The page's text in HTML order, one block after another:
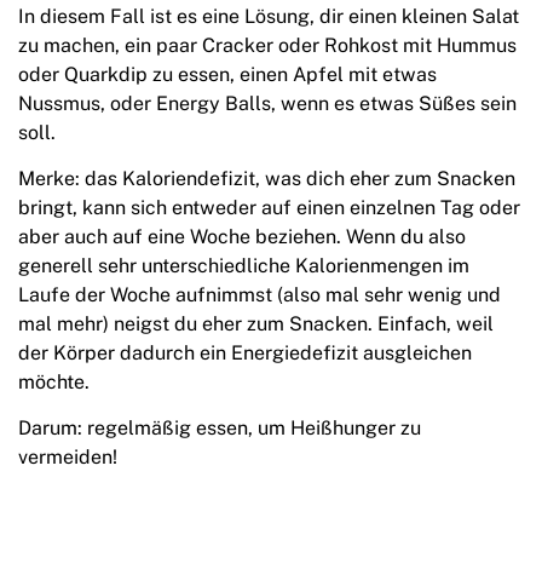
In diesem Fall ist es eine Lösung, dir einen kleinen Salat
zu machen, ein paar Cracker oder Rohkost mit Hummus
oder Quarkdip zu essen, einen Apfel mit etwas
Nussmus, oder Energy Balls, wenn es etwas Süßes sein
soll.
Merke: das Kaloriendefizit, was dich eher zum Snacken
bringt, kann sich entweder auf einen einzelnen Tag oder
aber auch auf eine Woche beziehen. Wenn du also
generell sehr unterschiedliche Kalorienmengen im
Laufe der Woche aufnimmst (also mal sehr wenig und
mal mehr) neigst du eher zum Snacken. Einfach, weil
der Körper dadurch ein Energiedefizit ausgleichen
möchte.
Darum: regelmäßig essen, um Heißhunger zu
vermeiden!